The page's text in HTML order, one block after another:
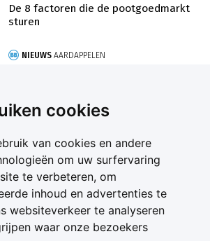
cookies
van cookies en andere
om uw surfervaring
te verbeteren, om
inhoud en advertenties te
websiteverkeer te analyseren
waar onze bezoekers
De 8 factoren die de pootgoedmarkt
sturen
NIEUWS AARDAPPELEN